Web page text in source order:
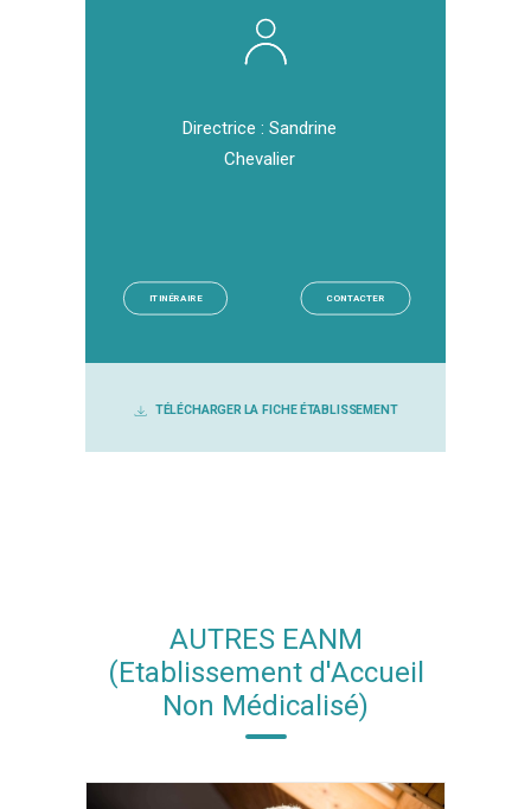
Directrice : Sandrine
Chevalier
ITINÉRAIRE CONTACTER
TÉLÉCHARGER LA FICHE ÉTABLISSEMENT
AUTRES EANM
(Etablissement d'Accueil
Non Médicalisé)